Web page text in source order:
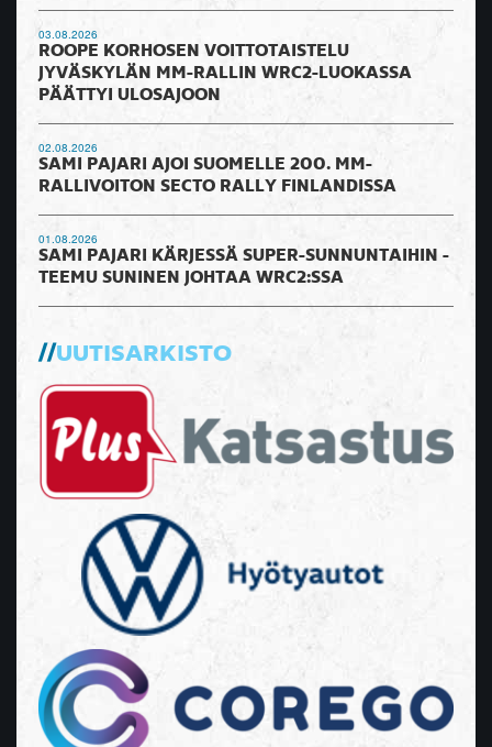
03.08.2026
ROOPE KORHOSEN VOITTOTAISTELU
JYVÄSKYLÄN MM-RALLIN WRC2-LUOKASSA
PÄÄTTYI ULOSAJOON
02.08.2026
SAMI PAJARI AJOI SUOMELLE 200. MM-
RALLIVOITON SECTO RALLY FINLANDISSA
01.08.2026
SAMI PAJARI KÄRJESSÄ SUPER-SUNNUNTAIHIN -
TEEMU SUNINEN JOHTAA WRC2:SSA
UUTISARKISTO